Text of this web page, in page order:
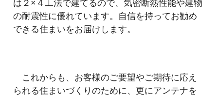
は２×４工法で建てるので、気密断熱性能や建物
の耐震性に優れています。自信を持ってお勧め
できる住まいをお届けします。
これからも、お客様のご要望やご期待に応え
られる住まいづくりのために、更にアンテナを